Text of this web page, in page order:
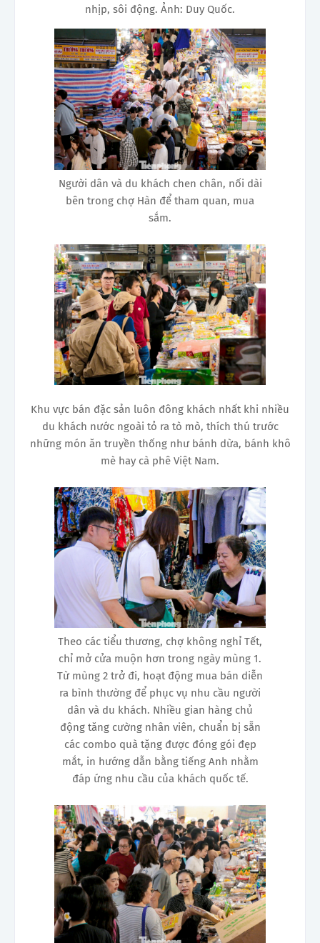
nhịp, sôi động. Ảnh: Duy Quốc.
Người dân và du khách chen chân, nối dài
bên trong chợ Hàn để tham quan, mua
sắm.
Khu vực bán đặc sản luôn đông khách nhất khi nhiều
du khách nước ngoài tỏ ra tò mò, thích thú trước
những món ăn truyền thống như bánh dừa, bánh khô
mè hay cà phê Việt Nam.
Theo các tiểu thương, chợ không nghỉ Tết,
chỉ mở cửa muộn hơn trong ngày mùng 1.
Từ mùng 2 trở đi, hoạt động mua bán diễn
ra bình thường để phục vụ nhu cầu người
dân và du khách. Nhiều gian hàng chủ
động tăng cường nhân viên, chuẩn bị sẵn
các combo quà tặng được đóng gói đẹp
mắt, in hướng dẫn bằng tiếng Anh nhằm
đáp ứng nhu cầu của khách quốc tế.